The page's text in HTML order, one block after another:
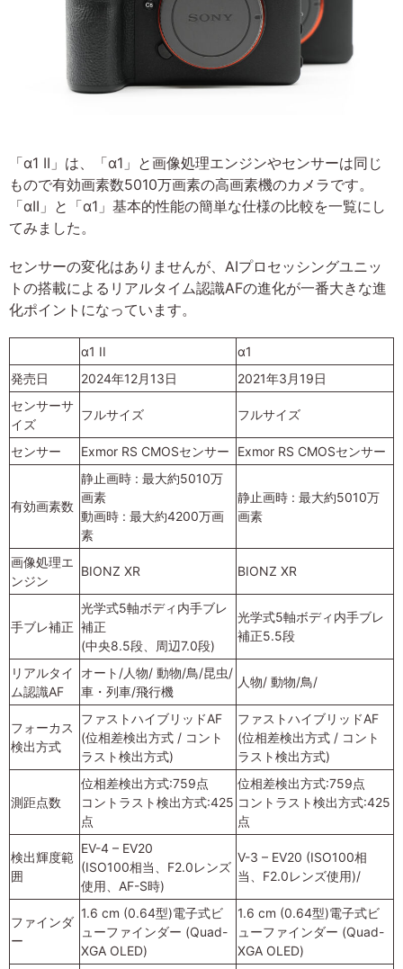
「α1 II」は、「α1」と画像処理エンジンやセンサーは同じ
もので有効画素数5010万画素の高画素機のカメラです。
「αII」と「α1」基本的性能の簡単な仕様の比較を一覧にし
てみました。
センサーの変化はありませんが、AIプロセッシングユニッ
トの搭載によるリアルタイム認識AFの進化が一番大きな進
化ポイントになっています。
α1 II
α1
発売日
2024年12月13日
2021年3月19日
センサーサ
イズ
フルサイズ フルサイズ
センサー Exmor RS CMOSセンサー Exmor RS CMOSセンサー
有効画素数
静止画時 : 最大約5010万
画素
動画時 : 最大約4200万画
素
静止画時 : 最大約5010万
画素
画像処理エ
ンジン
BIONZ XR BIONZ XR
手ブレ補正
光学式5軸ボディ内手ブレ
補正
(中央8.5段、周辺7.0段)
光学式5軸ボディ内手ブレ
補正5.5段
リアルタイ
ム認識AF
オート/人物/ 動物/鳥/昆虫/
車・列車/飛行機
人物/ 動物/鳥/
フォーカス
検出方式
ファストハイブリッドAF
(位相差検出方式 / コント
ラスト検出方式)
ファストハイブリッドAF
(位相差検出方式 / コント
ラスト検出方式)
測距点数
位相差検出方式:759点
コントラスト検出方式:425
点
位相差検出方式:759点
コントラスト検出方式:425
点
検出輝度範
囲
EV-4 – EV20
(ISO100相当、F2.0レンズ
使用、AF-S時)
V-3 – EV20 (ISO100相
当、F2.0レンズ使用)/
ファインダ
ー
1.6 cm (0.64型)電子式ビ
ューファインダー (Quad-
XGA OLED)
1.6 cm (0.64型)電子式ビ
ューファインダー (Quad-
XGA OLED)